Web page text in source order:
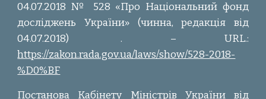
04.07.2018 № 528 «Про Національний фонд
досліджень України» (чинна, редакція від
04.07.2018)
. – URL.:
https://zakon.rada.gov.ua/laws/show/528-2018-
%D0%BF
Постанова Кабінету Міністрів України від